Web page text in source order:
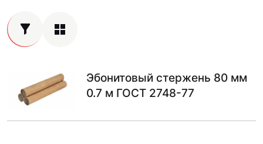
Эбонитовый стержень 80 мм
0.7 м ГОСТ 2748-77